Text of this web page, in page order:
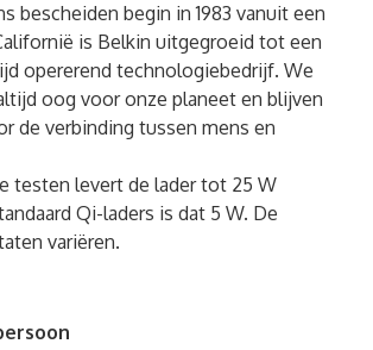
bescheiden begin in 1983 vanuit een
is Belkin uitgegroeid tot een
opererend technologiebedrijf. We
oog voor onze planeet en blijven
de verbinding tussen mens en
testen levert de lader tot 25 W
Qi-laders is dat 5 W. De
variëren.